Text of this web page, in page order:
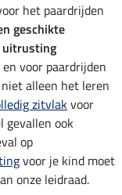
het paardrijden
geschikte
uitrusting
voor paardrijden
niet alleen het leren
zitvlakvoor
gevallen ook
op
voor je kind moet
onze leidraad.